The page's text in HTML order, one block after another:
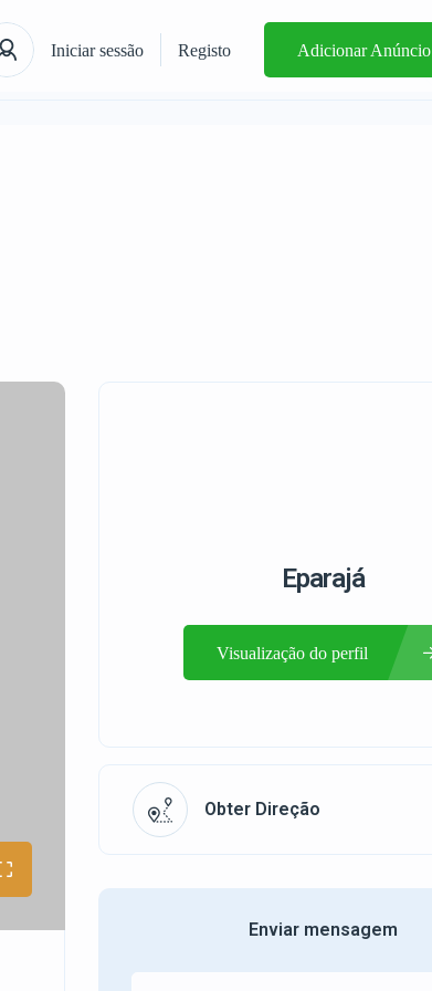
Iniciar sessão Registo Adicionar Anúncio
Eparajá
Visualização do perfil
Obter Direção
Enviar mensagem